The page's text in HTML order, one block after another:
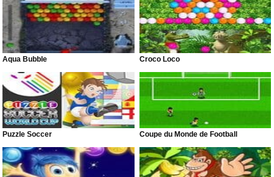
Aqua Bubble Croco Loco
Puzzle Soccer Coupe du Monde de Football